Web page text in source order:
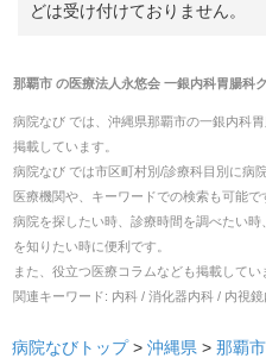
どは受け付けておりません。
那覇市の医療法人永悠会 一銀内科胃腸科
病院なび では、 沖縄県那覇市の一銀内科
掲載しています。
病院なび では市区町村別/診療科目別に病
医療機関や、キーワードでの検索も可能で
病院を探したい時、診療時間を調べたい
を知りたい時に便利です。
また、役立つ医療コラムなども掲載して
関連キーワード: 内科 / 消化器内科 / 内視
病院なびトップ > 沖縄県 > 那覇市